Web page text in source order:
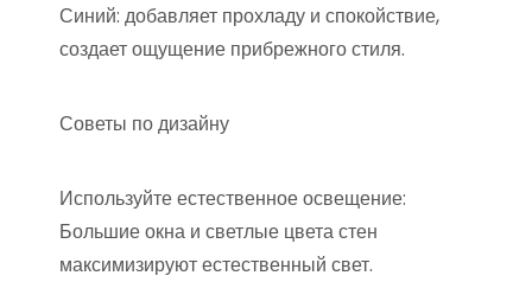
Синий: добавляет прохладу и спокойствие,
создает ощущение прибрежного стиля.
Советы по дизайну
Используйте естественное освещение:
Большие окна и светлые цвета стен
максимизируют естественный свет.